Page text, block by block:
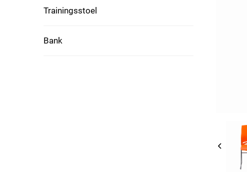
Trainingsstoel
Bank